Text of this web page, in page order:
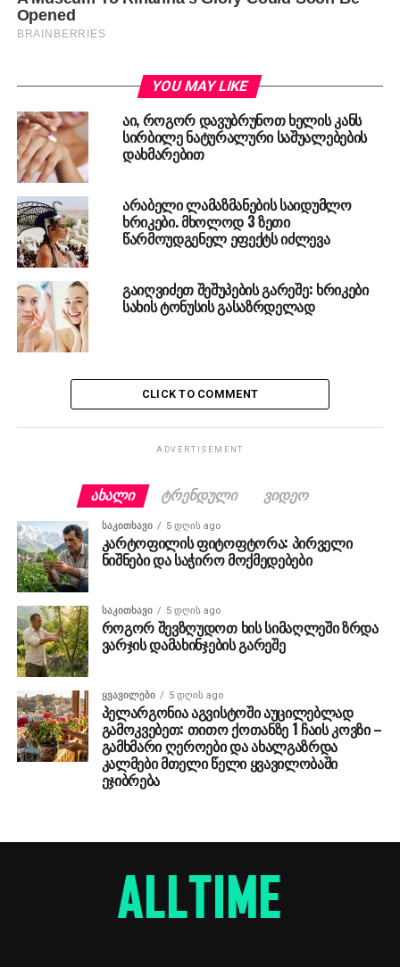
YOU MAY LIKE
აი, როგორ დავუბრუნოთ ხელის კანს
სირბილე ნატურალური საშუალებების
დახმარებით
არაბელი ლამაზმანების საიდუმლო
ხრიკები. მხოლოდ 3 ზეთი
წარმოუდგენელ ეფექტს იძლევა
გაიღვიძეთ შეშუპების გარეშე: ხრიკები
სახის ტონუსის გასაზრდელად
CLICK TO COMMENT
ADVERTISEMENT
ᲐᲮᲐᲚᲘ ᲢᲠᲔᲜᲓᲣᲚᲘ ᲕᲘᲓᲔᲝ
ᲡᲐᲙᲘᲗᲮᲐᲕᲘ 5 დღის ago
კარტოფილის ფიტოფტორა: პირველი
ნიშნები და საჭირო მოქმედებები
ᲡᲐᲙᲘᲗᲮᲐᲕᲘ 5 დღის ago
როგორ შევზღუდოთ ხის სიმაღლეში ზრდა
ვარჯის დამახინჯების გარეშე
ᲧᲕᲐᲕᲘᲚᲔᲑᲘ 5 დღის ago
პელარგონია აგვისტოში აუცილებლად
გამოკვებეთ: თითო ქოთანზე 1 ჩაის კოვზი –
გამხმარი ღეროები და ახალგაზრდა
კალმები მთელი წელი ყვავილობაში
ეჯიბრება